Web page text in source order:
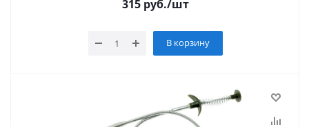
315руб./шт
В корзину